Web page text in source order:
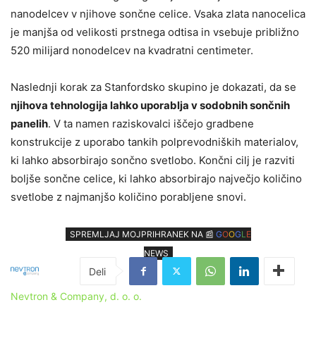
nanodelcev v njihove sončne celice. Vsaka zlata nanocelica
je manjša od velikosti prstnega odtisa in vsebuje približno
520 milijard nonodelcev na kvadratni centimeter.
Naslednji korak za Stanfordsko skupino je dokazati, da se
njihova tehnologija lahko uporablja v sodobnih sončnih
panelih. V ta namen raziskovalci iščejo gradbene
konstrukcije z uporabo tankih polprevodniških materialov,
ki lahko absorbirajo sončno svetlobo. Končni cilj je razviti
boljše sončne celice, ki lahko absorbirajo največjo količino
svetlobe z najmanjšo količino porabljene snovi.
SPREMLJAJ MOJPRIHRANEK NA 📰 GOOGL E
NEWS
Nevtron & Company, d. o. o.